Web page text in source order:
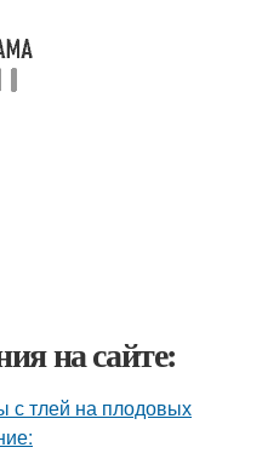
на сайте:
с тлей на плодовых